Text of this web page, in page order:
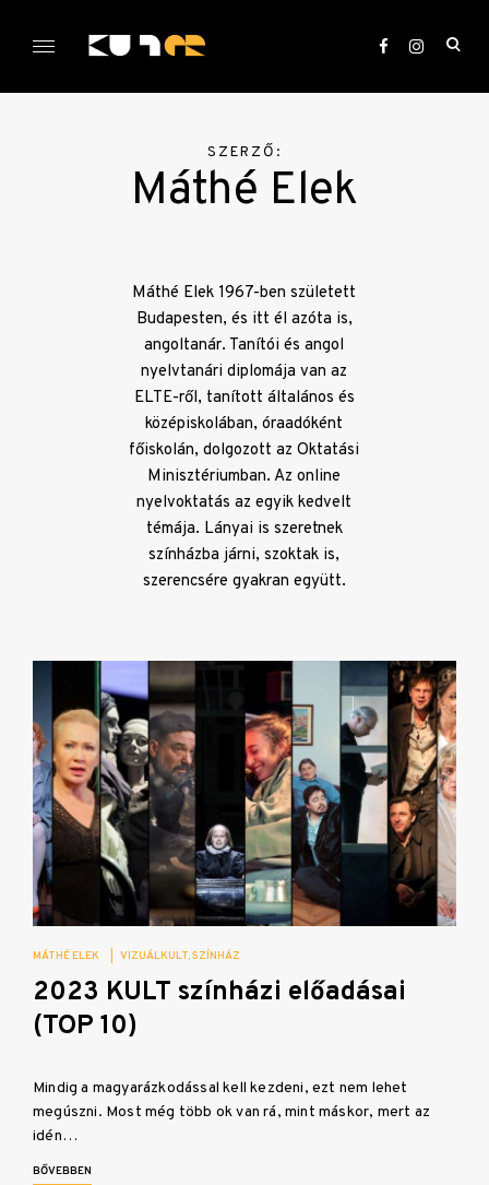
KULTer.hu
SZERZŐ:
Máthé Elek
Máthé Elek 1967-ben született
Budapesten, és itt él azóta is,
angoltanár. Tanítói és angol
nyelvtanári diplomája van az
ELTE-ről, tanított általános és
középiskolában, óraadóként
főiskolán, dolgozott az Oktatási
Minisztériumban. Az online
nyelvoktatás az egyik kedvelt
témája. Lányai is szeretnek
színházba járni, szoktak is,
szerencsére gyakran együtt.
MÁTHÉ ELEK VIZUÁLKULT SZÍNHÁZ
2023 KULT színházi előadásai
(TOP 10)
Mindig a magyarázkodással kell kezdeni, ezt nem lehet
megúszni. Most még több ok van rá, mint máskor, mert az
idén…
BŐVEBBEN